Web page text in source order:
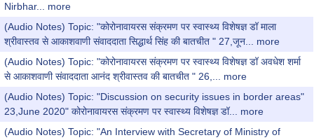
Nirbhar...
more
(Audio Notes) Topic: "कोरोनावायरस संक्रमण पर स्वास्थ्य विशेषज्ञ डॉ माला
श्रीवास्तव से आकाशवाणी संवाददाता सिद्धार्थ सिंह की बातचीत " 27,जून...
more
(Audio Notes) Topic: "कोरोनावायरस संक्रमण पर स्वास्थ्य विशेषज्ञ डॉ अवधेश शर्मा
से आकाशवाणी संवाददाता आनंद श्रीवास्तव की बातचीत " 26,...
more
(Audio Notes) Topic: "Discussion on security issues in border areas"
23,June 2020" कोरोनावायरस संक्रमण पर स्वास्थ्य विशेषज्ञ डॉ...
more
(Audio Notes) Topic: "An Interview with Secretary of Ministry of